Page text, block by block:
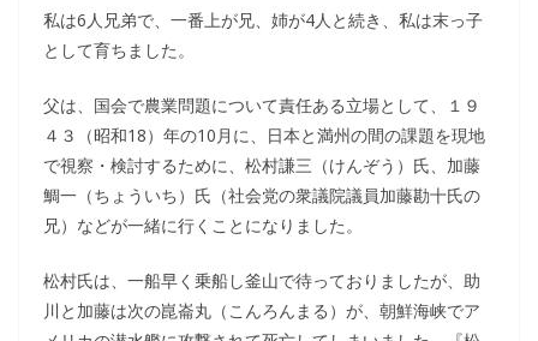
私は6人兄弟で、一番上が兄、姉が4人と続き、私は末っ子
として育ちました。
父は、国会で農業問題について責任ある立場として、１９
４３（昭和18）年の10月に、日本と満州の間の課題を現地
で視察・検討するために、松村謙三（けんぞう）氏、加藤
鯛一（ちょういち）氏（社会党の衆議院議員加藤勘十氏の
兄）などが一緒に行くことになりました。
松村氏は、一船早く乗船し釜山で待っておりましたが、助
川と加藤は次の崑崙丸（こんろんまる）が、朝鮮海峡でア